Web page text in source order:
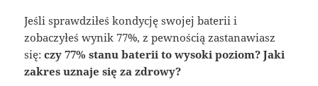
Jeśli sprawdziłeś kondycję swojej baterii i
zobaczyłeś wynik 77%, z pewnością zastanawiasz
się:czy 77% stanu baterii to wysoki poziom? Jaki
zakres uznaje się za zdrowy?